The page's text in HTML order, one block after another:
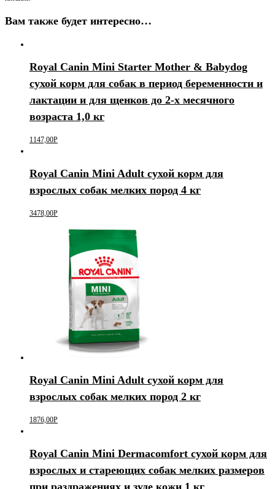
Вам также будет интересно…
Royal Canin Mini Starter Mother & Babydog
сухой корм для собак в период беременности и
лактации и для щенков до 2-х месячного
возраста 1,0 кг
1147,00Р
Royal Canin Mini Adult сухой корм для
взрослых собак мелких пород 4 кг
3478,00Р
Royal Canin Mini Adult сухой корм для
взрослых собак мелких пород 2 кг
1876,00Р
Royal Canin Mini Dermacomfort сухой корм для
взрослых и стареющих собак мелких размеров
при раздражениях и зуде кожи 1 кг